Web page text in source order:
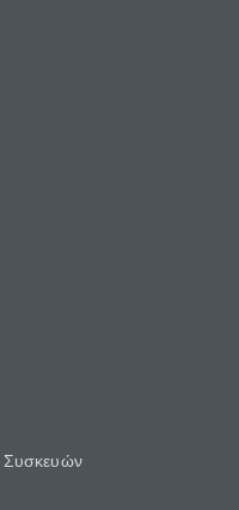
Συσκευών